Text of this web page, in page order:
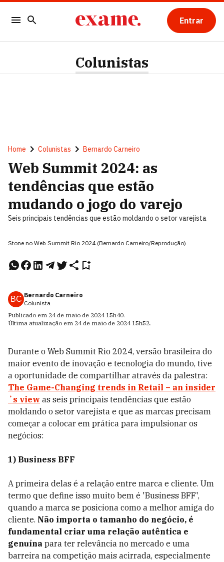
Entrar
Colunistas
Home Colunistas Bernardo Carneiro
Web Summit 2024: as
tendências que estão
mudando o jogo do varejo
Seis principais tendências que estão moldando o setor varejista
Stone no Web Summit Rio 2024 (Bernardo Carneiro/Reprodução)
BC Bernardo Carneiro
Colunista
Publicado em 24 de maio de 2024 15h40.
Última atualização em 24 de maio de 2024 15h52.
Durante o Web Summit Rio 2024, versão brasileira do
maior evento de inovação e tecnologia do mundo, tive
a oportunidade de compartilhar através da palestra:
The Game-Changing trends in Retail – an insider
´s view as seis principais tendências que estão
moldando o setor varejista e que as marcas precisam
começar a colocar em prática para impulsionar os
negócios:
1) Business BFF
A primeira delas é a relação entre marca e cliente. Um
termo que define isso muito bem é 'Business BFF',
quando a marca se posiciona como a melhor amiga do
cliente. Não importa o tamanho do negócio, é
fundamental criar uma relação autêntica e
genuína para ter relevância no mercado e uma
barreira na competição mais acirrada, especialmente